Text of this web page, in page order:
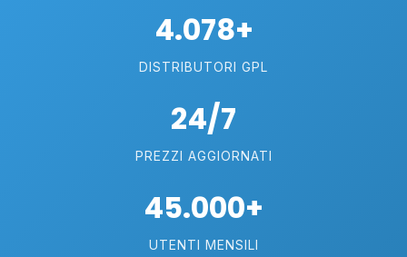
4.078+
DISTRIBUTORI GPL
24/7
PREZZI AGGIORNATI
45.000+
UTENTI MENSILI